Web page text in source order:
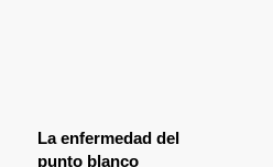
La enfermedad del
punto blanco